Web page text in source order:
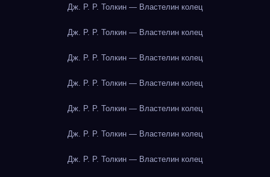
Дж. Р. Р. Толкин — Властелин колец
Дж. Р. Р. Толкин — Властелин колец
Дж. Р. Р. Толкин — Властелин колец
Дж. Р. Р. Толкин — Властелин колец
Дж. Р. Р. Толкин — Властелин колец
Дж. Р. Р. Толкин — Властелин колец
Дж. Р. Р. Толкин — Властелин колец